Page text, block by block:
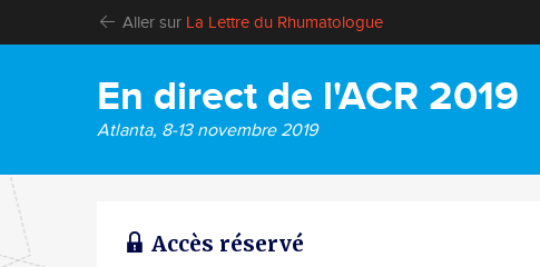
Aller sur La Lettre du Rhumatologue
En direct de l'ACR 2019
Atlanta, 8-13 novembre 2019
Accès réservé